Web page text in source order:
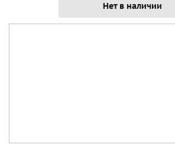
Нет в наличии